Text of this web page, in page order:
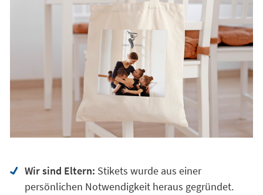
Wir sind Eltern: Stikets wurde aus einer
persönlichen Notwendigkeit heraus gegründet.